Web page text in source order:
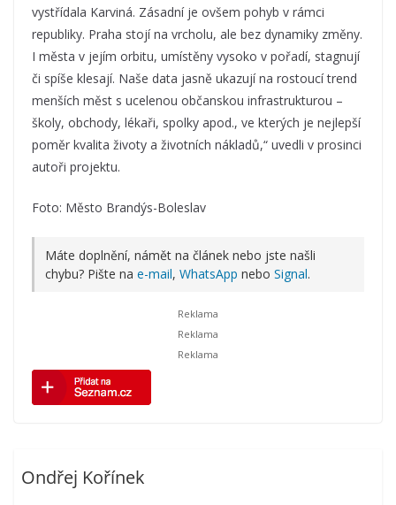
vystřídala Karviná. Zásadní je ovšem pohyb v rámci
republiky. Praha stojí na vrcholu, ale bez dynamiky změny.
I města v jejím orbitu, umístěny vysoko v pořadí, stagnují
či spíše klesají. Naše data jasně ukazují na rostoucí trend
menších měst s ucelenou občanskou infrastrukturou –
školy, obchody, lékaři, spolky apod., ve kterých je nejlepší
poměr kvalita životy a životních nákladů,“ uvedli v prosinci
autoři projektu.
Foto: Město Brandýs-Boleslav
Máte doplnění, námět na článek nebo jste našli
chybu? Pište na e-mail, WhatsApp nebo Signal.
Ondřej Kořínek